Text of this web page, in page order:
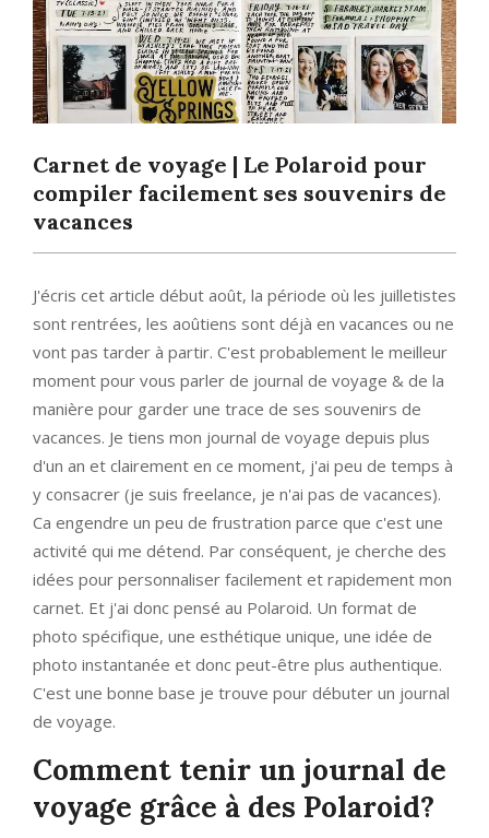
Carnet de voyage | Le Polaroid pour
compiler facilement ses souvenirs de
vacances
J'écris cet article début août, la période où les juilletistes
sont rentrées, les aoûtiens sont déjà en vacances ou ne
vont pas tarder à partir. C'est probablement le meilleur
moment pour vous parler de journal de voyage & de la
manière pour garder une trace de ses souvenirs de
vacances. Je tiens mon journal de voyage depuis plus
d'un an et clairement en ce moment, j'ai peu de temps à
y consacrer (je suis freelance, je n'ai pas de vacances).
Ca engendre un peu de frustration parce que c'est une
activité qui me détend. Par conséquent, je cherche des
idées pour personnaliser facilement et rapidement mon
carnet. Et j'ai donc pensé au Polaroid. Un format de
photo spécifique, une esthétique unique, une idée de
photo instantanée et donc peut-être plus authentique.
C'est une bonne base je trouve pour débuter un journal
de voyage.
Comment tenir un journal de
voyage grâce à des Polaroid?